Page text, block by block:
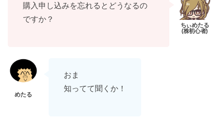
購入申し込みを忘れるとどうなるの
ですか？
おま
知ってて聞くか！